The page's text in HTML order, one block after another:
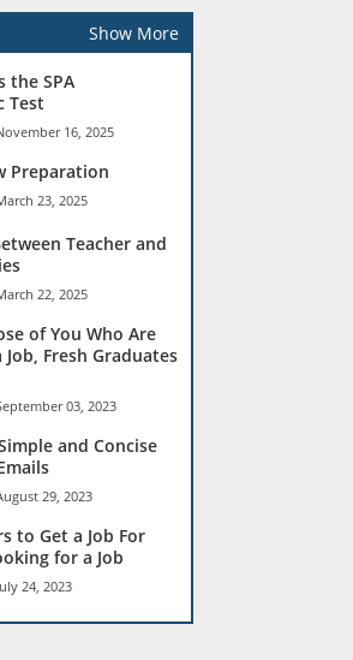
Show More
the SPA
Test
16, 2025
Preparation
23, 2025
Teacher and
22, 2025
of You Who Are
Fresh Graduates
03, 2023
and Concise
29, 2023
to Get a Job For
for a Job
24, 2023